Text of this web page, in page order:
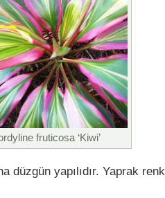
fruticosa ‘Kiwi’
düzgün yapılıdır. Yaprak